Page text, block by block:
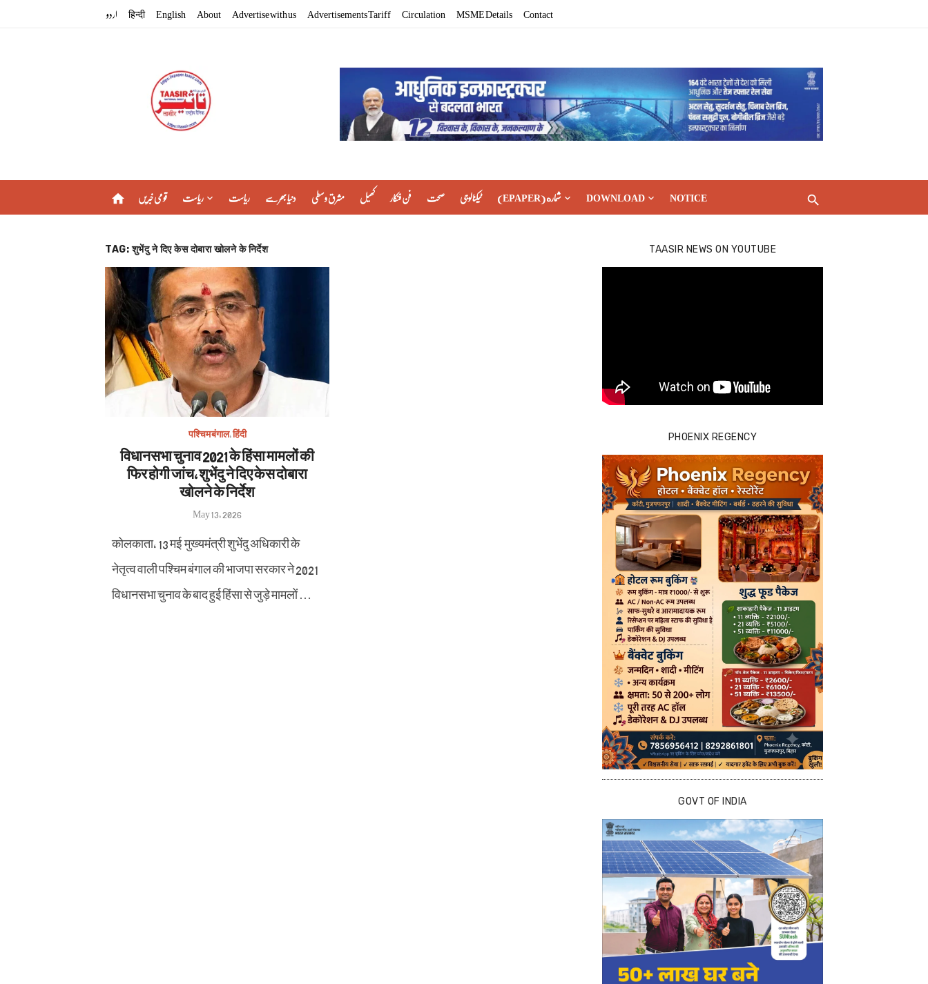
اردو हिन्दी English About Advertise with us Advertisements Tariff Circulation MSME Details Contact
home قومی خبریں ریاست ریاست دنیا بھر سے مشرق وسطی کھیل فن فنکار صحت ٹیکنالوجی (EPAPER) شماره DOWNLOAD NOTICE
TAG:शुभेंदु ने दिए केस दोबारा खोलने के निर्देश
पश्चिम बंगाल,हिंदी
विधानसभा चुनाव 2021 के हिंसा मामलों की
फिर होगी जांच, शुभेंदु ने दिए केस दोबारा
खोलने के निर्देश
Posted
on
May 13, 2026
कोलकाता, 13 मई मुख्यमंत्री शुभेंदु अधिकारी के
नेतृत्व वाली पश्चिम बंगाल की भाजपा सरकार ने 2021
विधानसभा चुनाव के बाद हुई हिंसा से जुड़े मामलों …
TAASIR NEWS ON YOUTUBE
PHOENIX REGENCY
GOVT OF INDIA